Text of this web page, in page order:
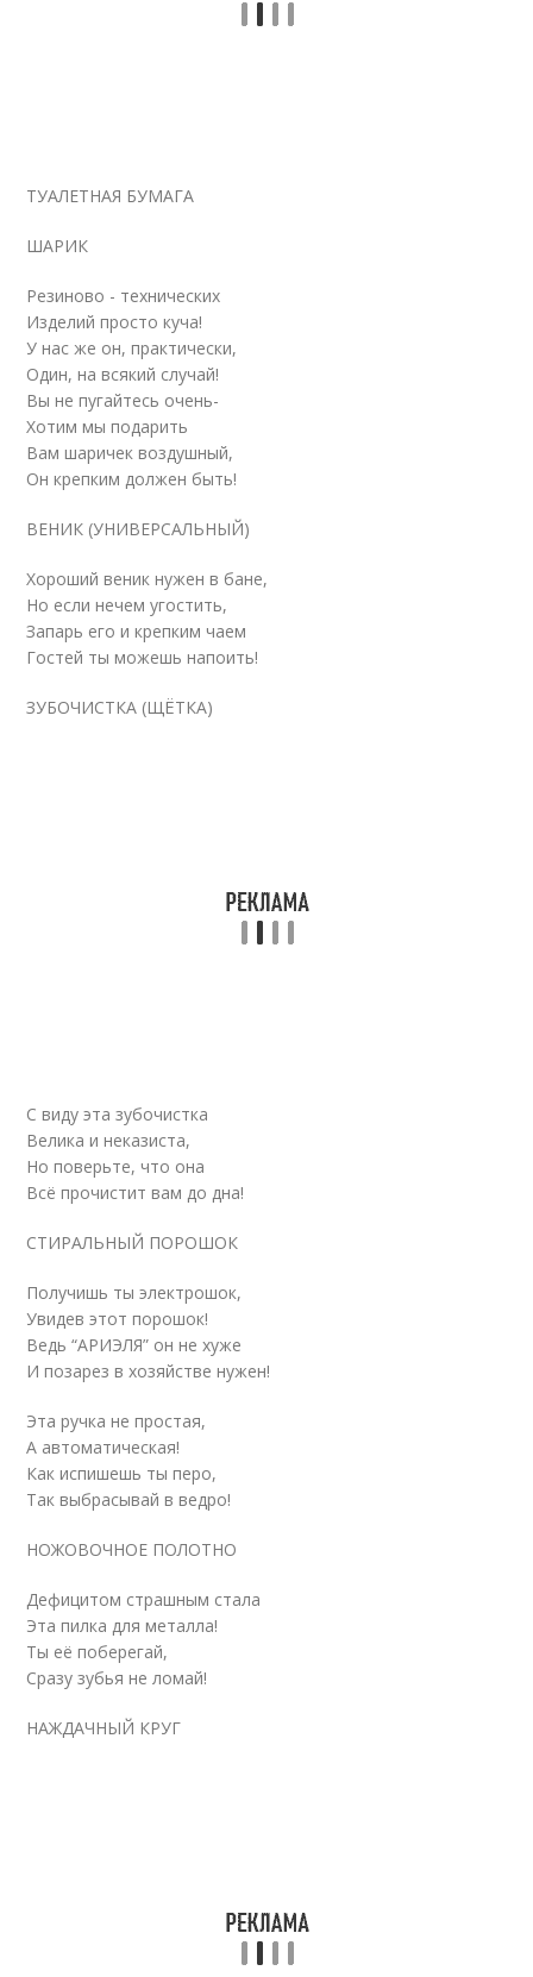
ТУАЛЕТНАЯ БУМАГА
ШАРИК
Резиново - технических
Изделий просто куча!
У нас же он, практически,
Один, на всякий случай!
Вы не пугайтесь очень-
Хотим мы подарить
Вам шаричек воздушный,
Он крепким должен быть!
ВЕНИК (УНИВЕРСАЛЬНЫЙ)
Хороший веник нужен в бане,
Но если нечем угостить,
Запарь его и крепким чаем
Гостей ты можешь напоить!
ЗУБОЧИСТКА (ЩЁТКА)
С виду эта зубочистка
Велика и неказиста,
Но поверьте, что она
Всё прочистит вам до дна!
СТИРАЛЬНЫЙ ПОРОШОК
Получишь ты электрошок,
Увидев этот порошок!
Ведь “АРИЭЛЯ” он не хуже
И позарез в хозяйстве нужен!
Эта ручка не простая,
А автоматическая!
Как испишешь ты перо,
Так выбрасывай в ведро!
НОЖОВОЧНОЕ ПОЛОТНО
Дефицитом страшным стала
Эта пилка для металла!
Ты её поберегай,
Сразу зубья не ломай!
НАЖДАЧНЫЙ КРУГ